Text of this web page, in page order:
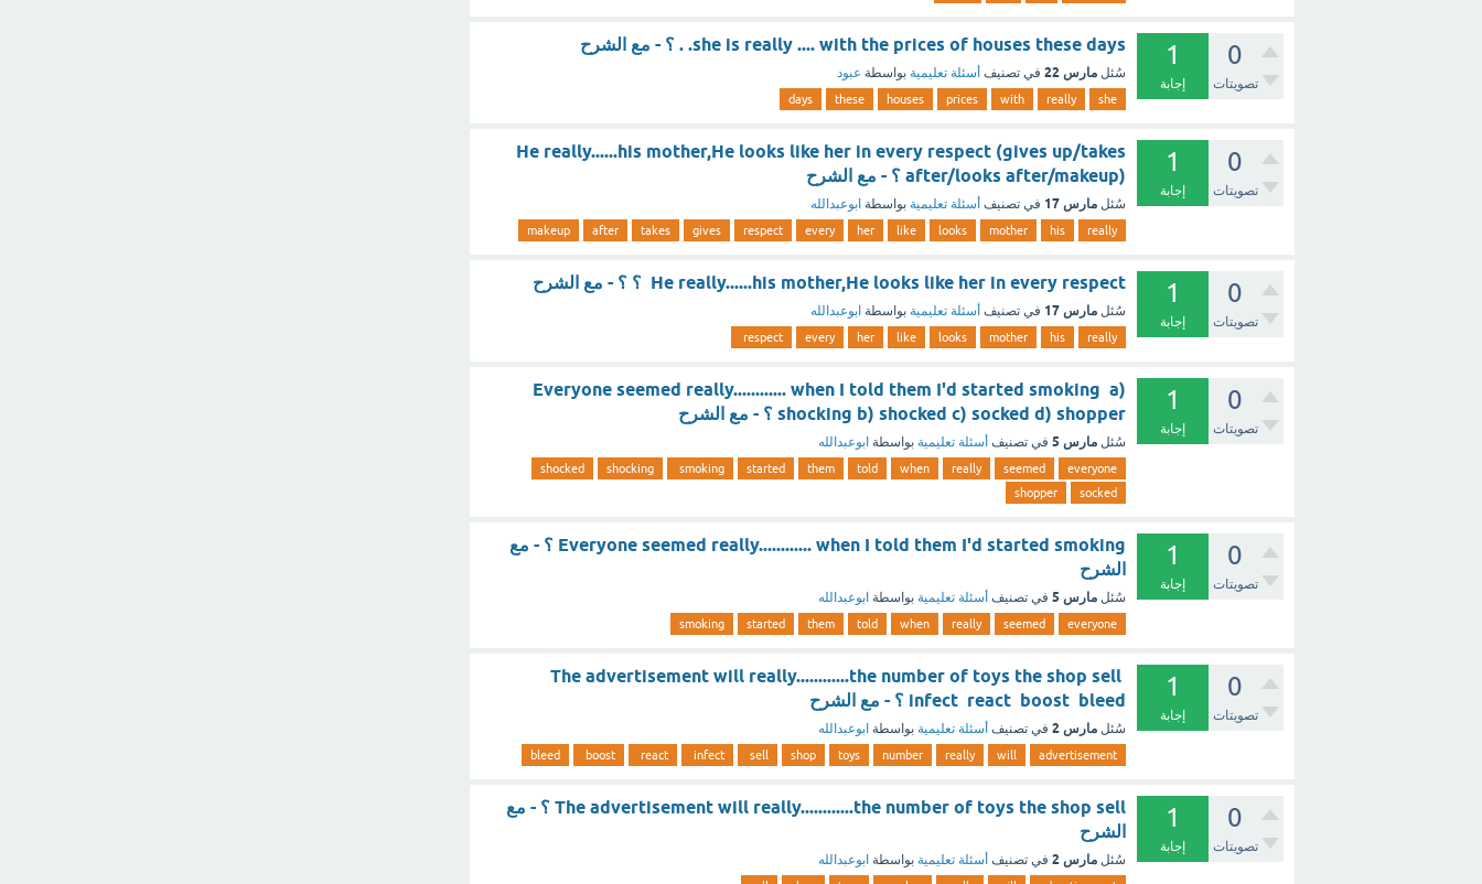
0
تصويتات
1
إجابة
she is really .... with the prices of houses these days. . ؟ - مع الشرح
سُئل مارس 22 في تصنيف أسئلة تعليمية بواسطة عبود
she
really
with
prices
houses
these
days
0
تصويتات
1
إجابة
He really......his mother,He looks like her in every respect (gives up/takes
after/looks after/makeup) ؟ - مع الشرح
سُئل مارس 17 في تصنيف أسئلة تعليمية بواسطة ابوعبدالله
really
his
mother
looks
like
her
every
respect
gives
takes
after
makeup
0
تصويتات
1
إجابة
He really......his mother,He looks like her in every respect ؟ ؟ - مع الشرح
سُئل مارس 17 في تصنيف أسئلة تعليمية بواسطة ابوعبدالله
really
his
mother
looks
like
her
every
respect
0
تصويتات
1
إجابة
Everyone seemed really............ when I told them I'd started smoking a)
shocking b) shocked c) socked d) shopper ؟ - مع الشرح
سُئل مارس 5 في تصنيف أسئلة تعليمية بواسطة ابوعبدالله
everyone
seemed
really
when
told
them
started
smoking
shocking
shocked
socked
shopper
0
تصويتات
1
إجابة
Everyone seemed really............ when I told them I'd started smoking ؟ - مع
الشرح
سُئل مارس 5 في تصنيف أسئلة تعليمية بواسطة ابوعبدالله
everyone
seemed
really
when
told
them
started
smoking
0
تصويتات
1
إجابة
The advertisement will really............the number of toys the shop sell
infect react boost bleed ؟ - مع الشرح
سُئل مارس 2 في تصنيف أسئلة تعليمية بواسطة ابوعبدالله
advertisement
will
really
number
toys
shop
sell
infect
react
boost
bleed
0
تصويتات
1
إجابة
The advertisement will really............the number of toys the shop sell ؟ - مع
الشرح
سُئل مارس 2 في تصنيف أسئلة تعليمية بواسطة ابوعبدالله